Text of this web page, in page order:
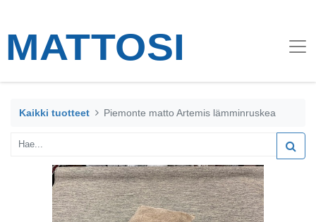
Kaikki tuotteet Piemonte matto Artemis lämminruskea